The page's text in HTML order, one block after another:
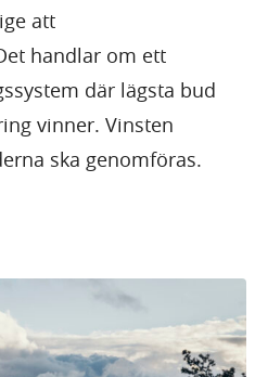
att
handlar om ett
där lägsta bud
vinner. Vinsten
ska genomföras.